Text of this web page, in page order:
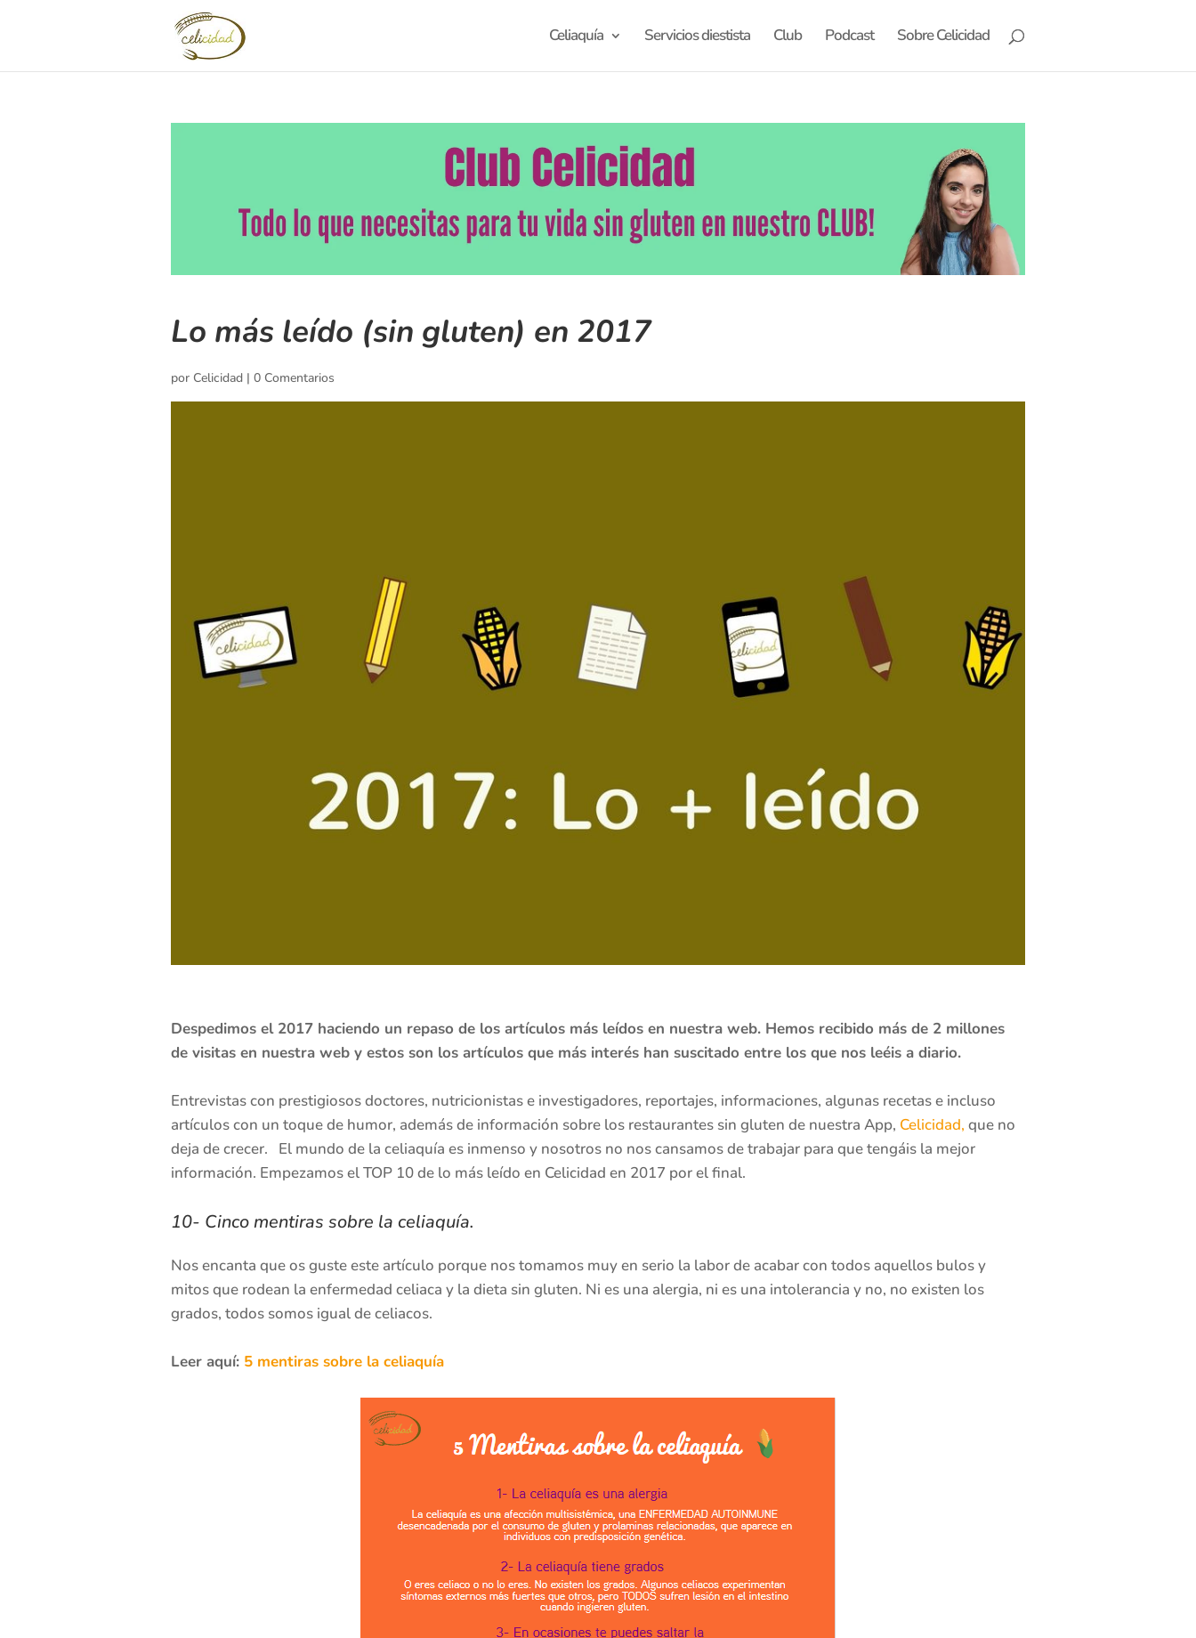
Celiaquía Servicios diestista Club Podcast Sobre Celicidad
Lo más leído (sin gluten) en 2017
por Celicidad | 0 Comentarios
Despedimos el 2017 haciendo un repaso de los artículos más leídos en nuestra web. Hemos recibido más de 2 millones
de visitas en nuestra web y estos son los artículos que más interés han suscitado entre los que nos leéis a diario.
Entrevistas con prestigiosos doctores, nutricionistas e investigadores, reportajes, informaciones, algunas recetas e incluso
artículos con un toque de humor, además de información sobre los restaurantes sin gluten de nuestra App, Celicidad, que no
deja de crecer. El mundo de la celiaquía es inmenso y nosotros no nos cansamos de trabajar para que tengáis la mejor
información. Empezamos el TOP 10 de lo más leído en Celicidad en 2017 por el final.
10- Cinco mentiras sobre la celiaquía.
Nos encanta que os guste este artículo porque nos tomamos muy en serio la labor de acabar con todos aquellos bulos y
mitos que rodean la enfermedad celiaca y la dieta sin gluten. Ni es una alergia, ni es una intolerancia y no, no existen los
grados, todos somos igual de celiacos.
Leer aquí: 5 mentiras sobre la celiaquía